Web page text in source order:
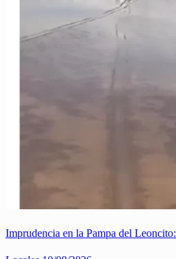
Imprudencia en la Pampa del Leoncito: